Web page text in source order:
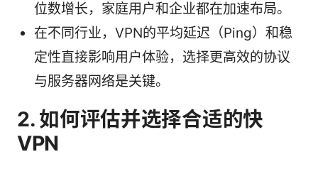
位数增长，家庭用户和企业都在加速布局。
在不同行业，VPN的平均延迟（Ping）和稳
定性直接影响用户体验，选择更高效的协议
与服务器网络是关键。
2. 如何评估并选择合适的快
VPN